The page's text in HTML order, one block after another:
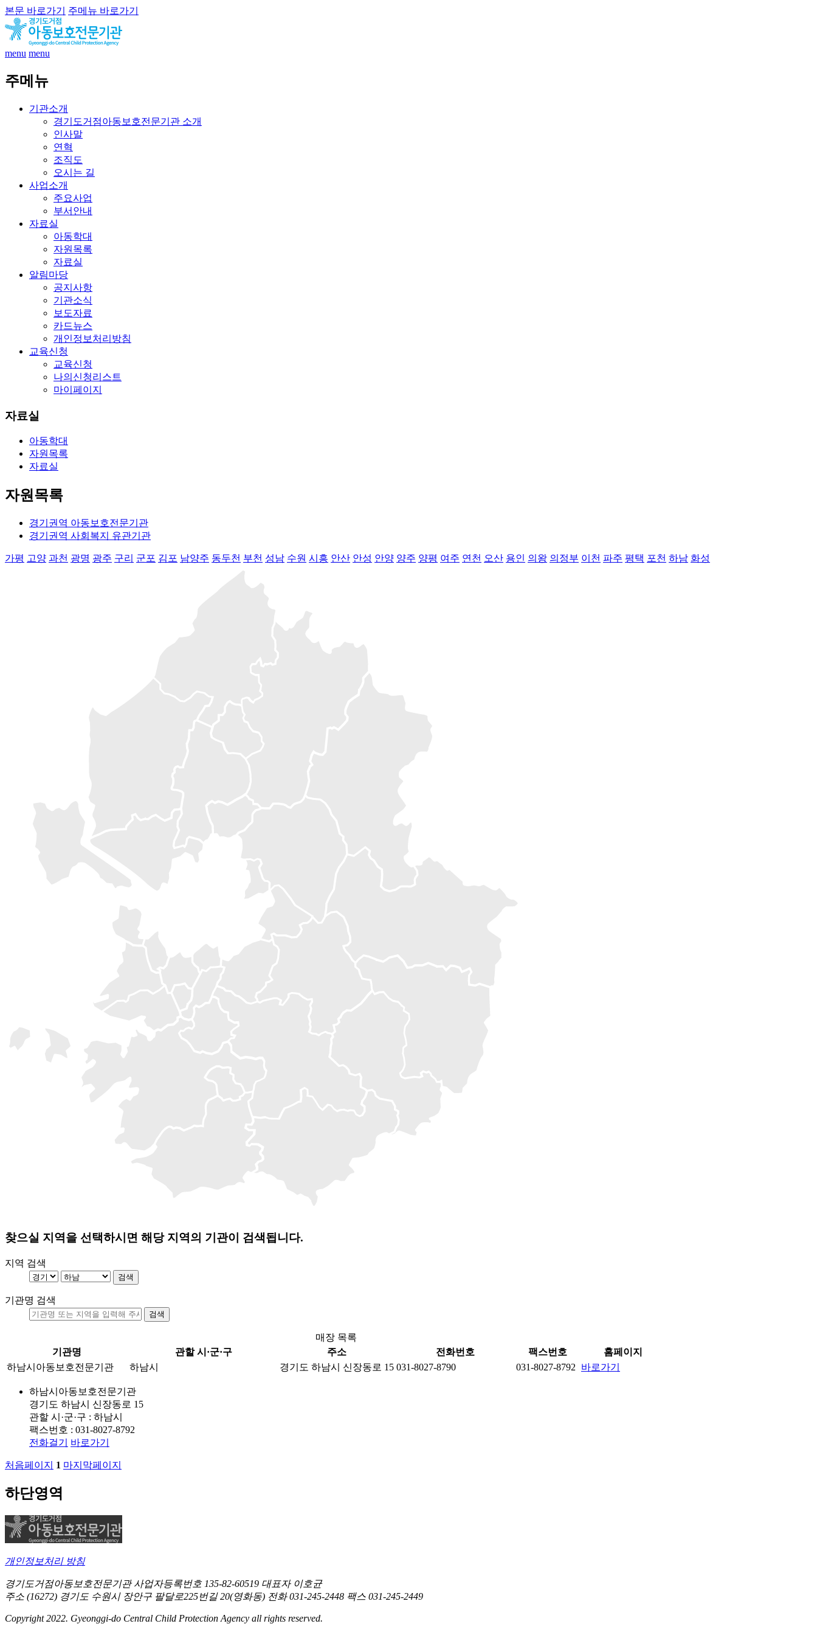
본문 바로가기 주메뉴 바로가기
menu menu
주메뉴
기관소개
경기도거점아동보호전문기관 소개
인사말
연혁
조직도
오시는 길
사업소개
주요사업
부서안내
자료실
아동학대
자원목록
자료실
알림마당
공지사항
기관소식
보도자료
카드뉴스
개인정보처리방침
교육신청
교육신청
나의신청리스트
마이페이지
자료실
아동학대
자원목록
자료실
자원목록
경기권역 아동보호전문기관
경기권역 사회복지 유관기관
가평 고양 과천 광명 광주 구리 군포 김포 남양주 동두천 부천 성남 수원 시흥 안산 안성 안양 양주 양평 여주 연천 오산 용인 의왕 의정부 이천 파주 평택 포천 하남 화성
찾으실 지역을 선택하시면 해당 지역의 기관이 검색됩니다.
지역 검색
기관명 검색
매장 목록
기관명
관할 시·군·구 주소 전화번호 팩스번호
홈페이지
하남시아동보호전문기관
하남시 경기도 하남시 신장동로 15 031-8027-8790 031-8027-8792 바로가기
하남시아동보호전문기관
경기도 하남시 신장동로 15
관할 시·군·구 : 하남시
팩스번호 : 031-8027-8792
전화걸기
바로가기
처음페이지 1 마지막페이지
하단영역
개인정보처리 방침
경기도거점아동보호전문기관 사업자등록번호 135-82-60519 대표자 이호균
주소 (16272) 경기도 수원시 장안구 팔달로225번길 20(영화동) 전화 031-245-2448 팩스 031-245-2449
Copyright 2022. Gyeonggi-do Central Child Protection Agency all rights reserved.